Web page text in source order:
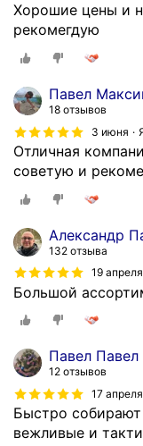
Хорошие цены и
рекомегдую
Павел
18 отзывов
3 июня
Отличная
советую и
Александр
132 отзыва
19 апреля
Большой
Павел Павел
12 отзывов
17 апреля
Быстро
вежливые и